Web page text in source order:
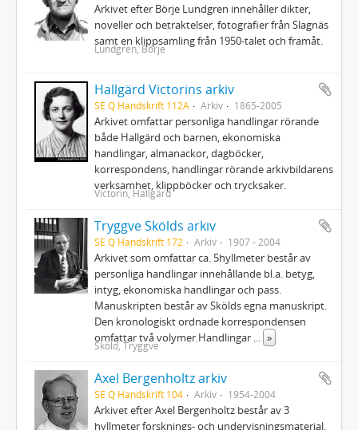
Arkivet efter Börje Lundgren innehåller dikter,
noveller och betraktelser, fotografier från Slagnäs
samt en klippsamling från 1950-talet och framåt.
Lundgren, Börje
Hallgärd Victorins arkiv
SE Q Handskrift 112A Arkiv 1865-2005
Arkivet omfattar personliga handlingar rörande
både Hallgärd och barnen, ekonomiska
handlingar, almanackor, dagböcker,
korrespondens, handlingar rörande arkivbildarens
verksamhet, klippböcker och trycksaker.
Victorin, Hallgärd
Tryggve Skölds arkiv
SE Q Handskrift 172 Arkiv 1907 - 2004
Arkivet som omfattar ca. 5hyllmeter består av
personliga handlingar innehållande bl.a. betyg,
intyg, ekonomiska handlingar och pass.
Manuskripten består av Skölds egna manuskript.
Den kronologiskt ordnade korrespondensen
omfattar två volymer.Handlingar
»
Sköld, Tryggve
Axel Bergenholtz arkiv
SE Q Handskrift 104 Arkiv 1954-2004
Arkivet efter Axel Bergenholtz består av 3
hyllmeter forsknings- och undervisningsmaterial,